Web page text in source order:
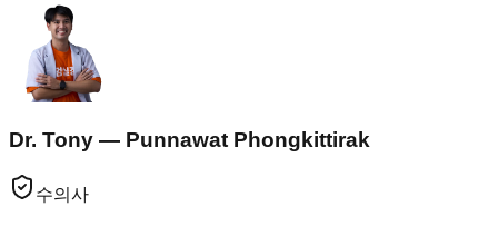
Dr. Tony — Punnawat Phongkittirak
수의사